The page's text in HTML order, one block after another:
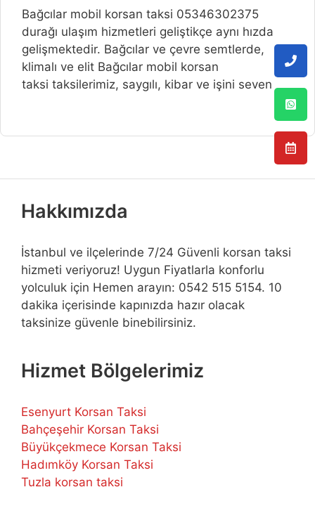
Bağcılar mobil korsan taksi 05346302375
durağı ulaşım hizmetleri geliştikçe aynı hızda
gelişmektedir. Bağcılar ve çevre semtlerde,
klimalı ve elit Bağcılar mobil korsan
taksi taksilerimiz, saygılı, kibar ve işini seven
Hakkımızda
İstanbul ve ilçelerinde 7/24 Güvenli korsan taksi
hizmeti veriyoruz! Uygun Fiyatlarla konforlu
yolculuk için Hemen arayın: 0542 515 5154. 10
dakika içerisinde kapınızda hazır olacak
taksinize güvenle binebilirsiniz.
Hizmet Bölgelerimiz
Esenyurt Korsan Taksi
Bahçeşehir Korsan Taksi
Büyükçekmece Korsan Taksi
Hadımköy Korsan Taksi
Tuzla korsan taksi